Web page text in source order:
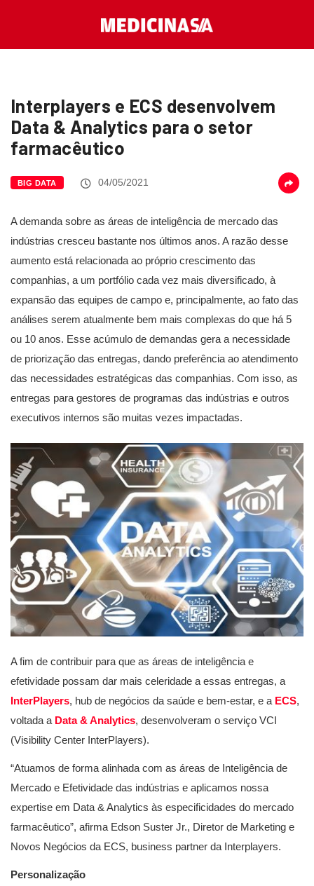
Interplayers e ECS desenvolvem
Data & Analytics para o setor
farmacêutico
BIG DATA 04/05/2021
A demanda sobre as áreas de inteligência de mercado das
indústrias cresceu bastante nos últimos anos. A razão desse
aumento está relacionada ao próprio crescimento das
companhias, a um portfólio cada vez mais diversificado, à
expansão das equipes de campo e, principalmente, ao fato das
análises serem atualmente bem mais complexas do que há 5
ou 10 anos. Esse acúmulo de demandas gera a necessidade
de priorização das entregas, dando preferência ao atendimento
das necessidades estratégicas das companhias. Com isso, as
entregas para gestores de programas das indústrias e outros
executivos internos são muitas vezes impactadas.
A fim de contribuir para que as áreas de inteligência e
efetividade possam dar mais celeridade a essas entregas, a
InterPlayers, hub de negócios da saúde e bem-estar, e a ECS,
voltada a Data & Analytics, desenvolveram o serviço VCI
(Visibility Center InterPlayers).
“Atuamos de forma alinhada com as áreas de Inteligência de
Mercado e Efetividade das indústrias e aplicamos nossa
expertise em Data & Analytics às especificidades do mercado
farmacêutico”, afirma Edson Suster Jr., Diretor de Marketing e
Novos Negócios da ECS, business partner da Interplayers.
Personalização